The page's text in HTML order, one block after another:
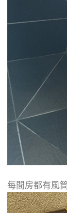
每間房都有風